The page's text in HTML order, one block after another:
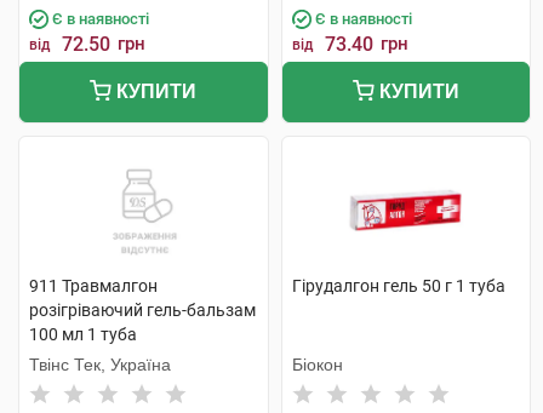
Є в наявності
від 72.50 грн
КУПИТИ
Є в наявності
від 73.40 грн
КУПИТИ
911 Травмалгон
розігріваючий гель-бальзам
100 мл 1 туба
Твінс Тек, Україна
Гірудалгон гель 50 г 1 туба
Біокон